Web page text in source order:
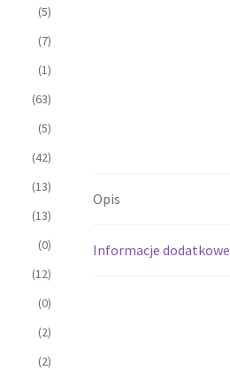
Opis
Informacje dodatkowe
(5)
(7)
(1)
(63)
(5)
(42)
(13)
(13)
(0)
(12)
(0)
(2)
(2)